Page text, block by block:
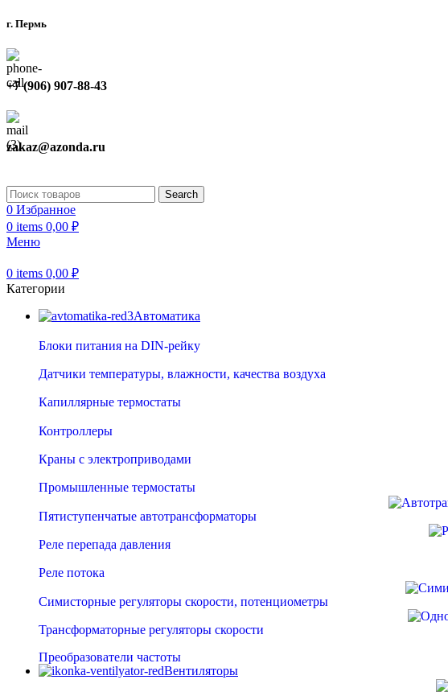
г. Пермь
+7 (906) 907-88-43
zakaz@azonda.ru
Search
0 Избранное
0 items 0,00 ₽
Меню
0 items 0,00 ₽
Категории
Автоматика
Блоки питания на DIN-рейку
Датчики температуры, влажности, качества воздуха
Капиллярные термостаты
Контроллеры
Краны с электроприводами
Промышленные термостаты
Пятиступенчатые автотрансформаторы
Реле перепада давления
Реле потока
Симисторные регуляторы скорости, потенциометры
Трансформаторные регуляторы скорости
Преобразователи частоты
Вентиляторы